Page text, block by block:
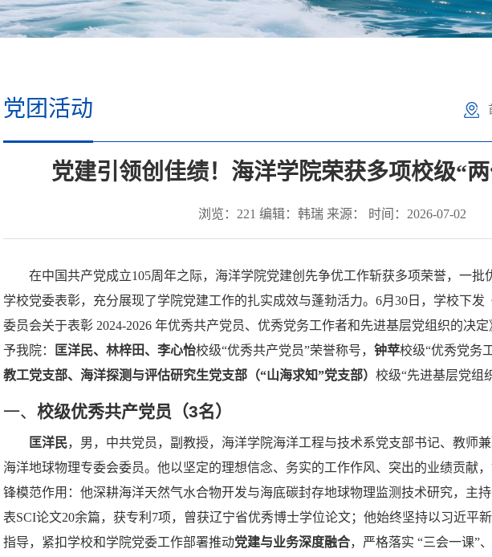
党团活动
党建引领创佳绩！海洋学院荣获多项校级“
浏览： 221 编辑：韩瑞 来源： 时间：2026-07-02
在中国共产党成立105周年之际，海洋学院党建创先争优工作斩获多项荣誉，一批
学校党委表彰，充分展现了学院党建工作的扎实成效与蓬勃活力。 6月 30 日，学校下发
委员会关于表彰 2024-2026 年优秀共产党员、优秀党务工作者和先进基层党组织的决定
予我院： 匡洋民、林梓田、李心怡校级“优秀共产党员”荣誉称号， 钟苹校级“优秀党务
教工党支部、海洋探测与评估研究生党支部（“山海求知”党支部） 校级“先进基层党组
一、 校级优秀共产党员 （3名）
匡洋民， 男，中共党员，副教授，海洋学院海洋工程与技术系党支部书记、教师
海洋地球物理专委会委员。他以坚定的理想信念、务实的工作作风、突出的业绩贡献
锋模范作用 ：他深耕海洋天然气水合物开发与海底碳封存地球物理监测技术研究，主
表SCI论文20余篇，获专利 7项，曾获辽宁省优秀博士学位论文； 他始终坚持以习近平
指导，紧扣学校和学院党委工作部署推动党建与业务深度融合， 严格落实 “三会一课”